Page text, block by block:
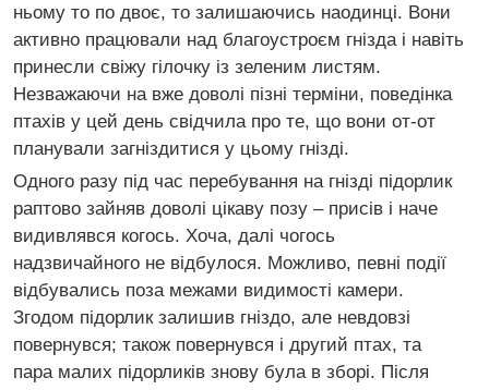
ньому то по двоє, то залишаючись наодинці. Вони
активно працювали над благоустроєм гнізда і навіть
принесли свіжу гілочку із зеленим листям.
Незважаючи на вже доволі пізні терміни, поведінка
птахів у цей день свідчила про те, що вони от-от
планували загніздитися у цьому гнізді.
Одного разу під час перебування на гнізді підорлик
раптово зайняв доволі цікаву позу – присів і наче
видивлявся когось. Хоча, далі чогось
надзвичайного не відбулося. Можливо, певні події
відбувались поза межами видимості камери.
Згодом підорлик залишив гніздо, але невдовзі
повернувся; також повернувся і другий птах, та
пара малих підорликів знову була в зборі. Після